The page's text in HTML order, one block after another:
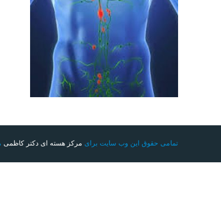
تمامی حقوق این وب سایت برای مرکز هسته ای دکتر کاظمی